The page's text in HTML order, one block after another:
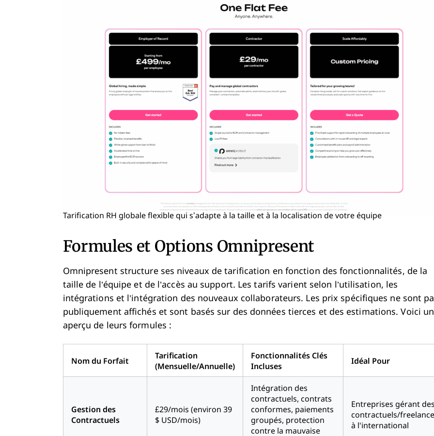
Tarification RH globale flexible qui s’adapte à la taille et à la localisation de votre équipe
Formules et Options Omnipresent
Omnipresent structure ses niveaux de tarification en fonction des fonctionnalités, de la
taille de l’équipe et de l’accès au support. Les tarifs varient selon l’utilisation, les
intégrations et l’intégration des nouveaux collaborateurs. Les prix spécifiques ne sont
publiquement affichés et sont basés sur des données tierces et des estimations. Voici un
aperçu de leurs formules :
Nom du Forfait
Tarification
(Mensuelle/Annuelle)
Fonctionnalités Clés
Incluses
Idéal Pour
Gestion des
Contractuels
£29/mois (environ 39
$ USD/mois)
Intégration des
contractuels, contrats
conformes, paiements
groupés, protection
contre la mauvaise
Entreprises gérant
contractuels/
à l'international